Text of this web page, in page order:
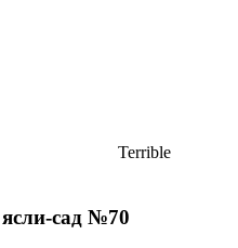
Terrible
сад №70